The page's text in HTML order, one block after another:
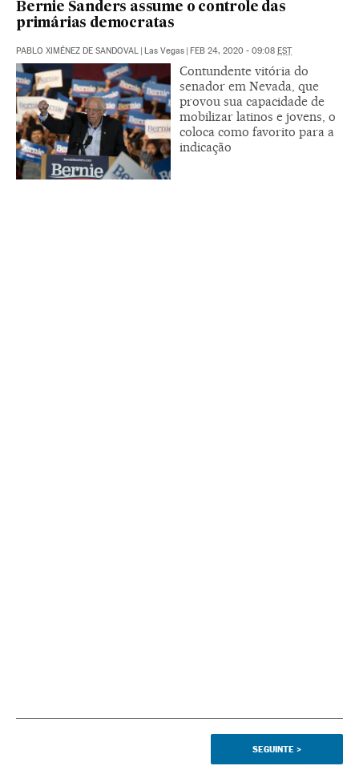
Bernie Sanders assume o controle das
primárias democratas
PABLO XIMÉNEZ DE SANDOVAL Las Vegas FEB 24, 2020 - 09:08 EST
Contundente vitória do
senador em Nevada, que
provou sua capacidade de
mobilizar latinos e jovens, o
coloca como favorito para a
indicação
SEGUINTE >